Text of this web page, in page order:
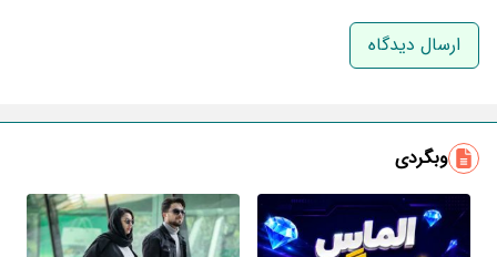
نام و نام خانوادگی
وبگردی